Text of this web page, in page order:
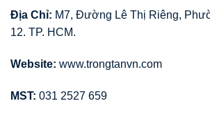
Địa Chỉ: M7, Đường Lê Thị Riêng,
12. TP. HCM.
Website: www.trongtanvn.com
MST: 031 2527 659